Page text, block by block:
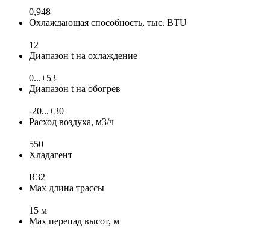
0,948
Охлаждающая способность, тыс. BTU
12
Диапазон t на охлаждение
0...+53
Диапазон t на обогрев
-20...+30
Расход воздуха, м3/ч
550
Хладагент
R32
Max длина трассы
15 м
Max перепад высот, м